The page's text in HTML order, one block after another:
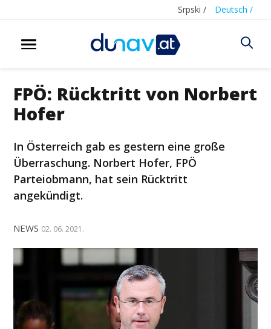
Srpski / Deutsch /
FPÖ: Rücktritt von Norbert
Hofer
In Österreich gab es gestern eine große
Überraschung. Norbert Hofer, FPÖ
Parteiobmann, hat sein Rücktritt
angekündigt.
NEWS 02. 06. 2021.